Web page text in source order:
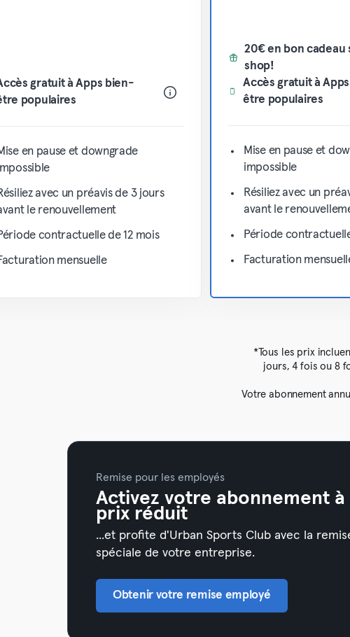
gratuit à Apps bien-
populaires
en pause et downgrade
avec un préavis de 3 jours
le renouvellement
contractuelle de 12 mois
mensuelle
20€ en bon cadeau
shop!
Accès gratuit à
être populaires
Mise en pause et
impossible
Résiliez avec un
avant le
Période
Facturation
*Tous les prix
jours, 4 fois ou 8
Votre abonnement
Remise pour les employés
Activez votre abonnement à
prix réduit
...et profite d'Urban Sports Club avec la
spéciale de votre entreprise.
Obtenir votre remise employé